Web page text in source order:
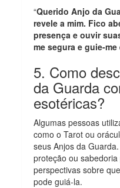
“Querido Anjo da
revele a mim. Fico
presença e ouvir
me segura e guie-
5. Como
da Guarda
esotéricas?
Algumas pessoas
como o Tarot ou
seus Anjos da
proteção ou
perspectivas sobre
pode guiá-la.